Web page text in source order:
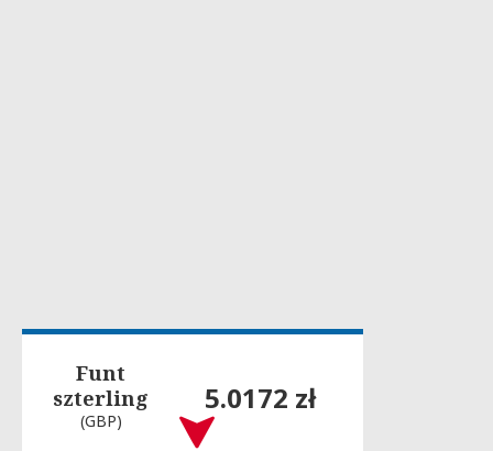
Funt
szterling
(GBP)
5.0172 zł